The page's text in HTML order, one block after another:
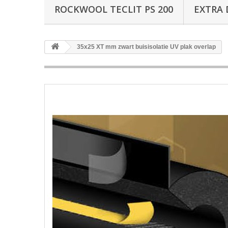
ROCKWOOL TECLIT PS 200 EXTRA
35x25 XT mm zwart buisisolatie UV plak overlap